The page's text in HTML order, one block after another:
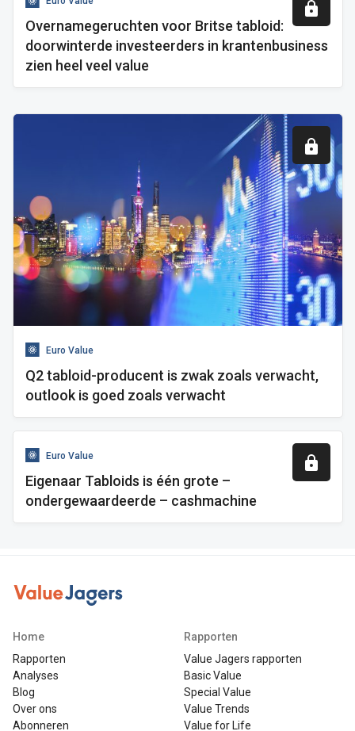
Overnamegeruchten voor Britse tabloid:
doorwinterde investeerders in krantenbusiness
zien heel veel value
Euro Value
Q2 tabloid-producent is zwak zoals verwacht,
outlook is goed zoals verwacht
Euro Value
Eigenaar Tabloids is één grote –
ondergewaardeerde – cashmachine
Home
Rapporten
Analyses
Blog
Over ons
Abonneren
Rapporten
Value Jagers rapporten
Basic Value
Special Value
Value Trends
Value for Life